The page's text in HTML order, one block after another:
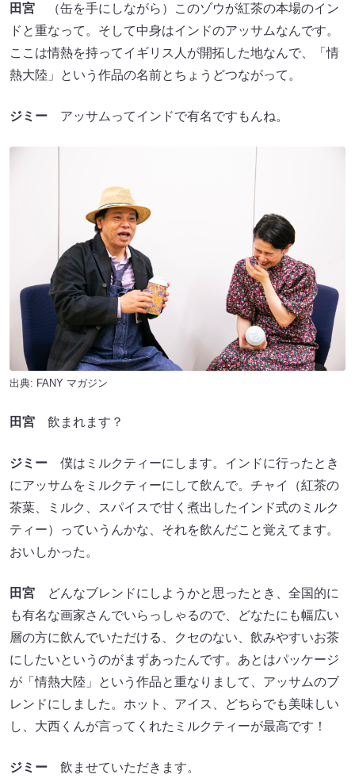
田宮 （缶を手にしながら）このゾウが紅茶の本場のイン
ドと重なって。そして中身はインドのアッサムなんです。
ここは情熱を持ってイギリス人が開拓した地なんで、「情
熱大陸」という作品の名前とちょうどつながって。
ジミー アッサムってインドで有名ですもんね。
出典: FANY マガジン
田宮 飲まれます？
ジミー 僕はミルクティーにします。インドに行ったとき
にアッサムをミルクティーにして飲んで。チャイ（紅茶の
茶葉、ミルク、スパイスで甘く煮出したインド式のミルク
ティー）っていうんかな、それを飲んだこと覚えてます。
おいしかった。
田宮 どんなブレンドにしようかと思ったとき、全国的に
も有名な画家さんでいらっしゃるので、どなたにも幅広い
層の方に飲んでいただける、クセのない、飲みやすいお茶
にしたいというのがまずあったんです。あとはパッケージ
が「情熱大陸」という作品と重なりまして、アッサムのブ
レンドにしました。ホット、アイス、どちらでも美味しい
し、大西くんが言ってくれたミルクティーが最高です！
ジミー 飲ませていただきます。